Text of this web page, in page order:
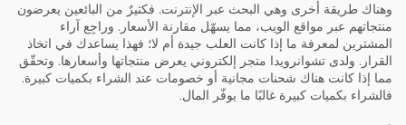
وهناك طريقة أخرى وهي البحث عبر الإنترنت. فكثيرٌ من البائعين يعرضون
منتجاتهم عبر مواقع الويب، مما يسهّل مقارنة الأسعار. وراجِع آراء
المشترين لمعرفة ما إذا كانت العلب جيدة أم لا؛ فهذا يساعدك في اتخاذ
القرار. ولدى تشوانرويدا متجر إلكتروني يعرض منتجاتها وأسعارها. وتحقّق
مما إذا كانت هناك شحنات مجانية أو خصومات عند الشراء بكميات كبيرة.
فالشراء بكميات كبيرة غالبًا ما يوفّر المال.